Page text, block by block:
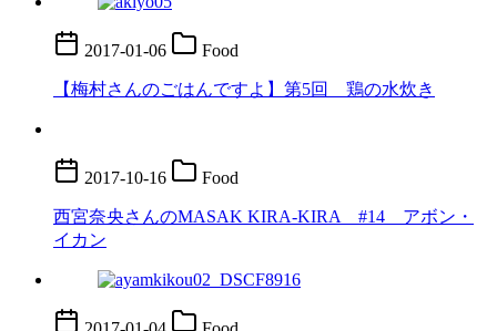
2017-01-06 Food
【梅村さんのごはんですよ】第5回 鶏の水炊き
2017-10-16 Food
西宮奈央さんのMASAK KIRA-KIRA #14 アボン・
イカン